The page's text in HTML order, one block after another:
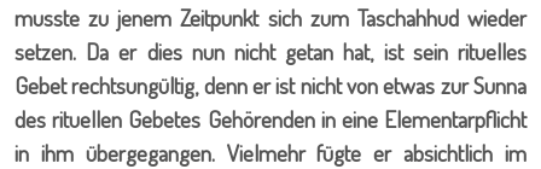
musste zu jenem Zeitpunkt sich zum Taschahhud wieder
setzen. Da er dies nun nicht getan hat, ist sein rituelles
Gebet rechtsungültig, denn er ist nicht von etwas zur Sunna
des rituellen Gebetes Gehörenden in eine Elementarpflicht
in ihm übergegangen. Vielmehr fügte er absichtlich im